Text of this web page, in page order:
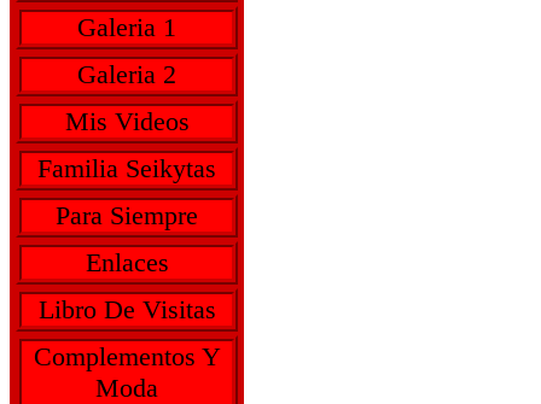
Galeria 1
Galeria 2
Mis Videos
Familia Seikytas
Para Siempre
Enlaces
Libro De Visitas
Complementos Y
Moda